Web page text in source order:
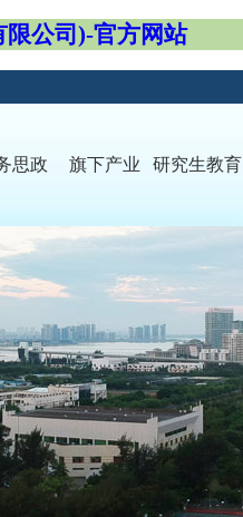
限公司)-官方网站
思政 旗下产业 研究生教育